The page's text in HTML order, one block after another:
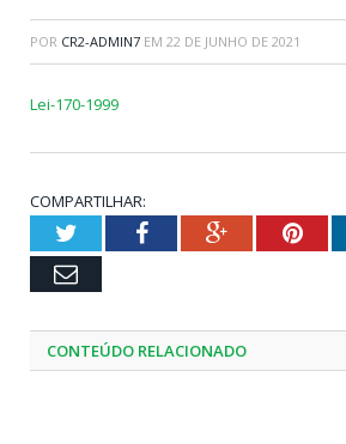
POR CR2-ADMIN7 EM 22 DE JUNHO DE 2021
Lei-170-1999
COMPARTILHAR:
TwitterFacebookGoogle+
Email
CONTEÚDO RELACIONADO